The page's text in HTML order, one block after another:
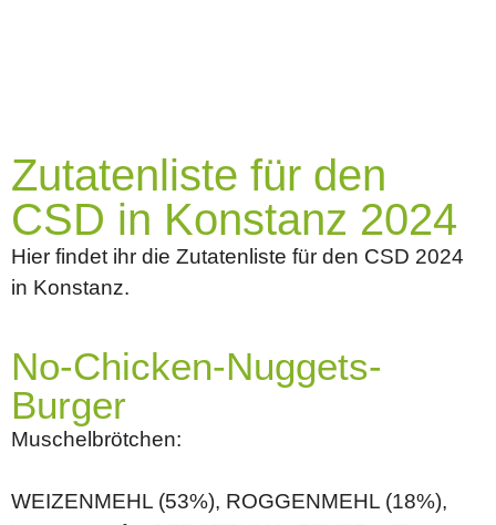
Zutatenliste für den
CSD in Konstanz 2024
Hier findet ihr die Zutatenliste für den CSD 2024
in Konstanz.
No-Chicken-Nuggets-
Burger
Muschelbrötchen:
WEIZENMEHL (53%), ROGGENMEHL (18%),